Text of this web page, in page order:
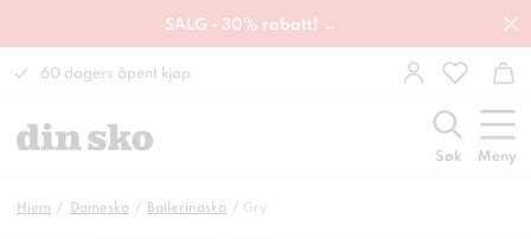
SALG - 30% rabatt! →
60 dagers åpent kjøp
Søk Meny
Hjem Damesko Ballerinasko Gry